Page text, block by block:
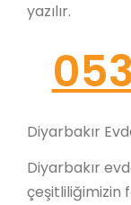
yazılır.
Diyarbakır
Diyarbakır
çeşitliliğimizin